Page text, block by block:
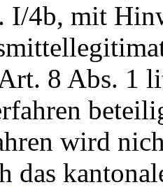
I/4b, mit
8 Abs. 1
wird
das